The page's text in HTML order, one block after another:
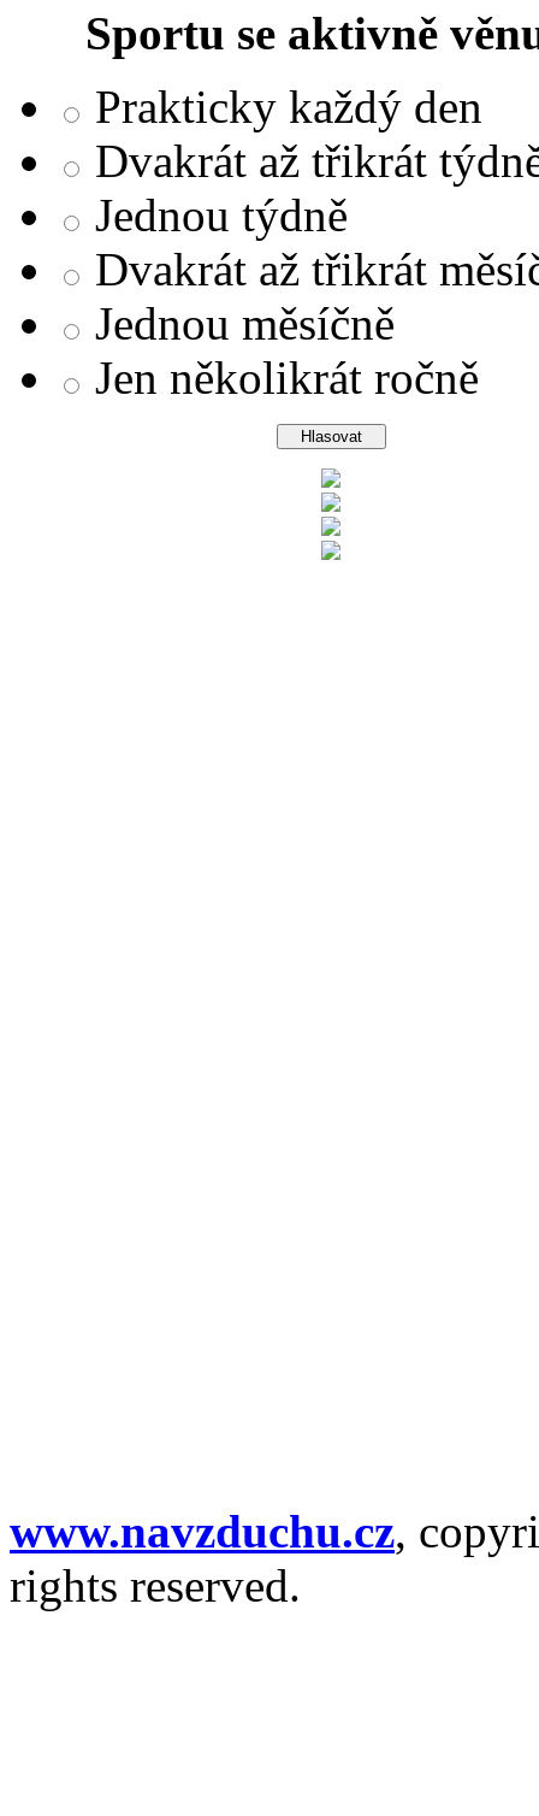
Sportu se aktivně
Prakticky každý den
Dvakrát až třikrát
Jednou týdně
Dvakrát až třikrát
Jednou měsíčně
Jen několikrát ročně
www.navzduchu.cz,
rights reserved.